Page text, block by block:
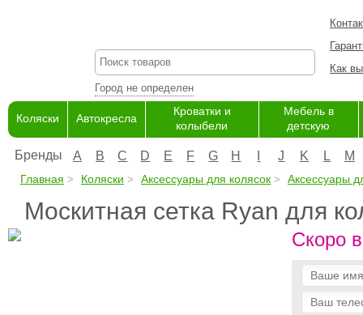
Город не определен
Как
Коляски Автокресла
Кроватки и
колыбели
Мебель в
детскую
Бренды A B C D E F G H J K L M
Главная Коляски Аксессуары для колясок Аксессуары
Москитная сетка Ryan для
Скоро